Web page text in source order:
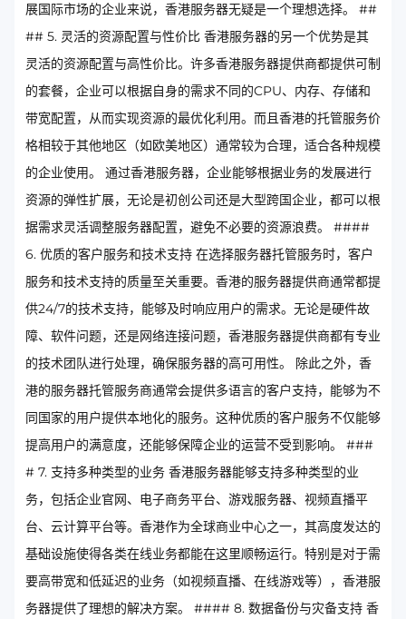
展国际市场的企业来说，香港服务器无疑是一个理想选择。 ##
## 5. 灵活的资源配置与性价比 香港服务器的另一个优势是其
灵活的资源配置与高性价比。许多香港服务器提供商都提供可制
的套餐，企业可以根据自身的需求不同的CPU、内存、存储和
带宽配置，从而实现资源的最优化利用。而且香港的托管服务价
格相较于其他地区（如欧美地区）通常较为合理，适合各种规模
的企业使用。 通过香港服务器，企业能够根据业务的发展进行
资源的弹性扩展，无论是初创公司还是大型跨国企业，都可以根
据需求灵活调整服务器配置，避免不必要的资源浪费。 ####
6. 优质的客户服务和技术支持 在选择服务器托管服务时，客户
服务和技术支持的质量至关重要。香港的服务器提供商通常都提
供24/7的技术支持，能够及时响应用户的需求。无论是硬件故
障、软件问题，还是网络连接问题，香港服务器提供商都有专业
的技术团队进行处理，确保服务器的高可用性。 除此之外，香
港的服务器托管服务商通常会提供多语言的客户支持，能够为不
同国家的用户提供本地化的服务。这种优质的客户服务不仅能够
提高用户的满意度，还能够保障企业的运营不受到影响。 ###
# 7. 支持多种类型的业务 香港服务器能够支持多种类型的业
务，包括企业官网、电子商务平台、游戏服务器、视频直播平
台、云计算平台等。香港作为全球商业中心之一，其高度发达的
基础设施使得各类在线业务都能在这里顺畅运行。特别是对于需
要高带宽和低延迟的业务（如视频直播、在线游戏等），香港服
务器提供了理想的解决方案。 #### 8. 数据备份与灾备支持 香